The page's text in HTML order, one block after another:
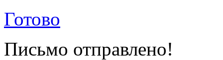
Готово
Письмо отправлено!